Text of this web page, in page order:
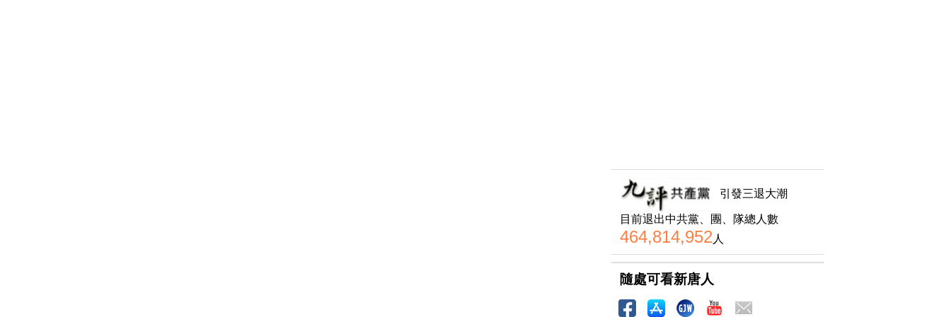
引發三退大潮
目前退出中共黨、團、隊總人數
464,814,952 人
隨處可看新唐人